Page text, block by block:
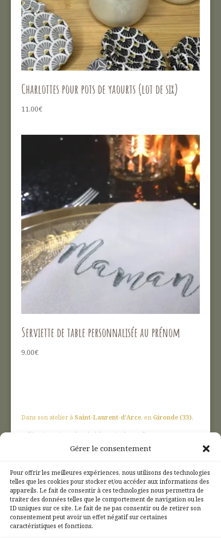
Gérer le consentement
Pour offrir les meilleures expériences, nous utilisons des technologies
telles que les cookies pour stocker et/ou accéder aux informations des
appareils. Le fait de consentir à ces technologies nous permettra de
traiter des données telles que le comportement de navigation ou les
ID uniques sur ce site. Le fait de ne pas consentir ou de retirer son
consentement peut avoir un effet négatif sur certaines
caractéristiques et fonctions.
Charlottes pour pots de yaourts (lot de six)
11.00€
Serviette de table personnalisée au prénom
9.00€
Dans son atelier à Saint-Laurent-d’Arce, en Gironde (33),
Hélène imagine et brode à la main des cadeaux
pleins de douceur :broderies sur mesure
cadeaux de naissance , ou petites attentions pour les
maîtresses et ATSEM.
LesPetits Jupons & Cie, c’est le charme du fait-main, à 30
min deBordeauxet Libourne, près deSaint-André-de-